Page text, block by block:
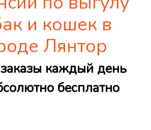
и кошек в
Лянтор
каждый день
бесплатно